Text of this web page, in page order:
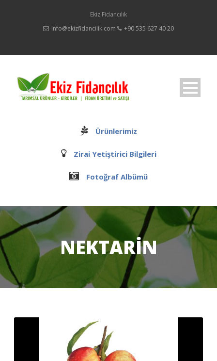
Ekiz Fidancılık
info@ekizfidancilik.com
+90 535 627 40 20
Ürünlerimiz
Zirai Yetiştirici Bilgileri
Fotoğraf Albümü
NEKTARİN